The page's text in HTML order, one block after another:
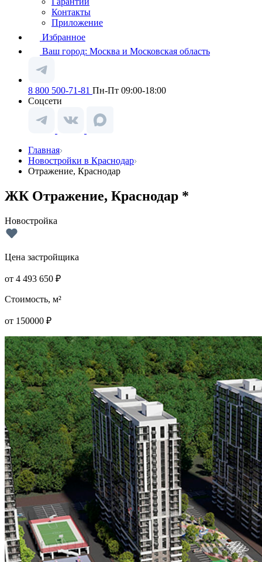
Контакты
Приложение
Избранное
Ваш город: Москва и Московская область
8 800 500-71-81 Пн-Пт 09:00-18:00
Соцсети
Главная
Новостройки в Краснодар
Отражение, Краснодар
ЖК Отражение, Краснодар *
Новостройка
Цена застройщика
от 4 493 650 ₽
Стоимость, м²
от 150000 ₽